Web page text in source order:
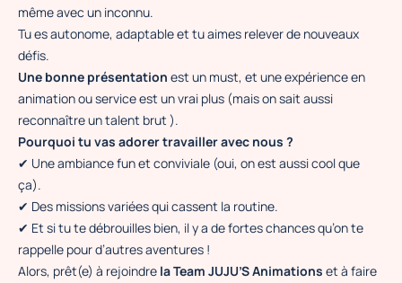
même avec un inconnu.
Tu es autonome, adaptable et tu aimes relever de nouveaux
défis.
Une bonne présentation est un must, et une expérience en
animation ou service est un vrai plus (mais on sait aussi
reconnaître un talent brut ).
Pourquoi tu vas adorer travailler avec nous ?
✔ Une ambiance fun et conviviale (oui, on est aussi cool que
ça).
✔ Des missions variées qui cassent la routine.
✔ Et si tu te débrouilles bien, il y a de fortes chances qu’on te
rappelle pour d’autres aventures !
Alors, prêt(e) à rejoindre la Team JUJU’S Animations et à faire